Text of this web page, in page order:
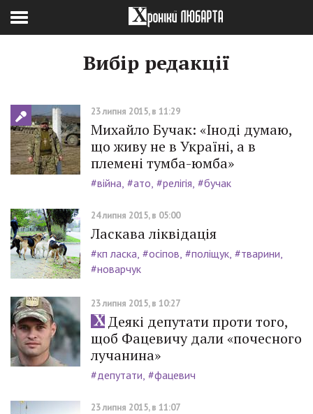
Вибір редакції
23 липня 2015, в 11:29
Михайло Бучак: «Іноді думаю,
що живу не в Україні, а в
племені тумба-юмба»
#війна #ато #релігія #бучак
24 липня 2015, в 05:00
Ласкава ліквідація
#кп ласка #осіпов #поліщук #тварини
#новарчук
23 липня 2015, в 10:27
Деякі депутати проти того,
щоб Фацевичу дали «почесного
лучанина»
#депутати #фацевич
23 липня 2015, в 11:07